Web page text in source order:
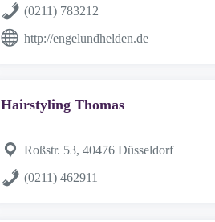
(0211) 783212
http://engelundhelden.de
Hairstyling Thomas
Roßstr. 53, 40476 Düsseldorf
(0211) 462911